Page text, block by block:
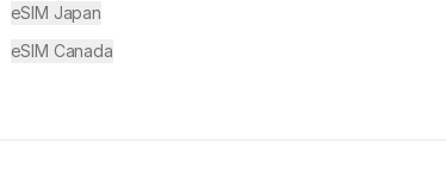
eSIM Japan
eSIM Canada